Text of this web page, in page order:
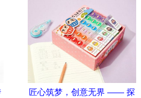
匠心筑梦，创意无界 —— 探